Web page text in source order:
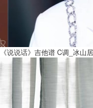
《说说话》吉他谱 C调_冰山